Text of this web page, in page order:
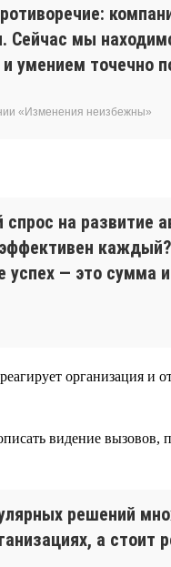
мы
умением точечно
«Изменения неизбежны»
на развитие
— это сумма
организация и
видение
решений
а стоит